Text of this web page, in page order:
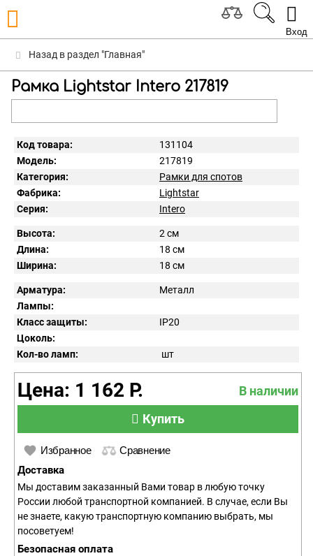
Вход
Назад в раздел "Главная"
Рамка Lightstar Intero 217819
Код товара:
131104
Модель:
217819
Категория:
Рамки для спотов
Фабрика:
Lightstar
Серия:
Intero
Высота:
2 см
Длина:
18 см
Ширина:
18 см
Арматура:
Металл
Лампы:
Класс защиты:
IP20
Цоколь:
Кол-во ламп:
шт
Цена: 1 162 Р.
В наличии
Купить
Избранное Сравнение
Доставка
Мы доставим заказанный Вами товар в любую точку
России любой транспортной компанией. В случае, если Вы
не знаете, какую транспортную компанию выбрать, мы
посоветуем!
Безопасная оплата